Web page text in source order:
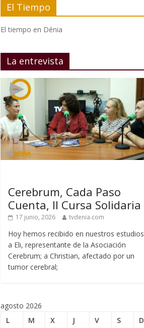
El Tiempo
El tiempo en Dénia
La entrevista
Cerebrum, Cada Paso
Cuenta, II Cursa Solidaria
17 junio, 2026 tvdenia.com
Hoy hemos recibido en nuestros estudios
a Eli, representante de la Asociación
Cerebrum; a Christian, afectado por un
tumor cerebral;
agosto 2026
L
M X J V S
D